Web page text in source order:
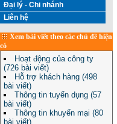
Đại lý - Chi nhánh
Liên hệ
Xem bài viết theo các chủ đề hiện
có
Hoạt động của công ty
(726 bài viết)
Hỗ trợ khách hàng (498
bài viết)
Thông tin tuyển dụng (57
bài viết)
Thông tin khuyến mại (80
bài viết)